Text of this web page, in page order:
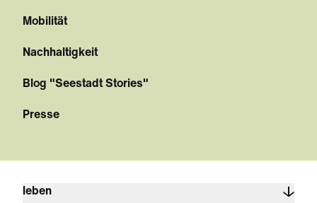
Mobilität
Nachhaltigkeit
Blog "Seestadt Stories"
Presse
leben